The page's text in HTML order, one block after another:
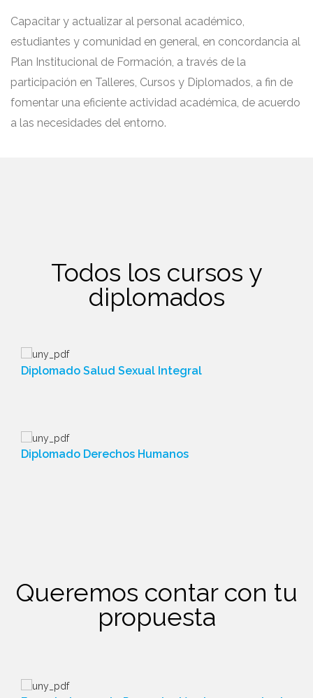
Capacitar y actualizar al personal académico,
estudiantes y comunidad en general, en concordancia al
Plan Institucional de Formación, a través de la
participación en Talleres, Cursos y Diplomados, a fin de
fomentar una eficiente actividad académica, de acuerdo
a las necesidades del entorno.
Todos los cursos y
diplomados
Diplomado Salud Sexual Integral
Diplomado Derechos Humanos
Queremos contar con tu
propuesta